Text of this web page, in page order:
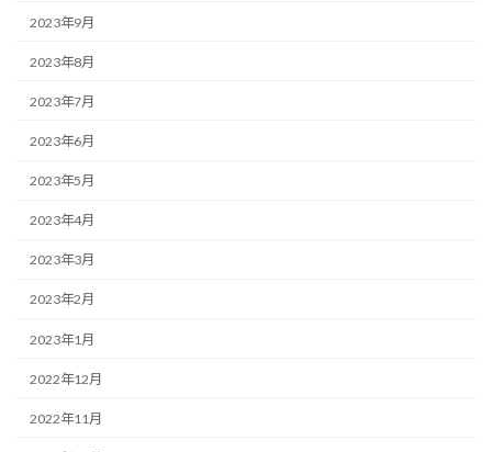
2023年9月
2023年8月
2023年7月
2023年6月
2023年5月
2023年4月
2023年3月
2023年2月
2023年1月
2022年12月
2022年11月